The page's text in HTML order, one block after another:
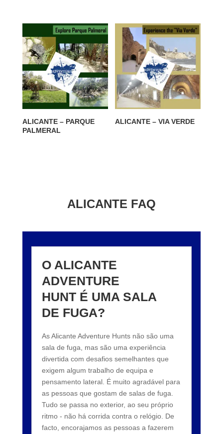
ALICANTE – PARQUE
PALMERAL
ALICANTE – VIA VERDE
ALICANTE FAQ
O ALICANTE
ADVENTURE
HUNT É UMA SALA
DE FUGA?
As Alicante Adventure Hunts não são uma
sala de fuga, mas são uma experiência
divertida com desafios semelhantes que
exigem algum trabalho de equipa e
pensamento lateral. É muito agradável para
as pessoas que gostam de salas de fuga.
Tudo se passa no exterior, ao seu próprio
ritmo - não há corrida contra o relógio. De
facto, encorajamos as pessoas a fazerem